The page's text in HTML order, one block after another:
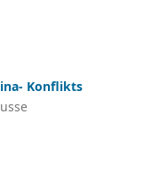
Konflikts